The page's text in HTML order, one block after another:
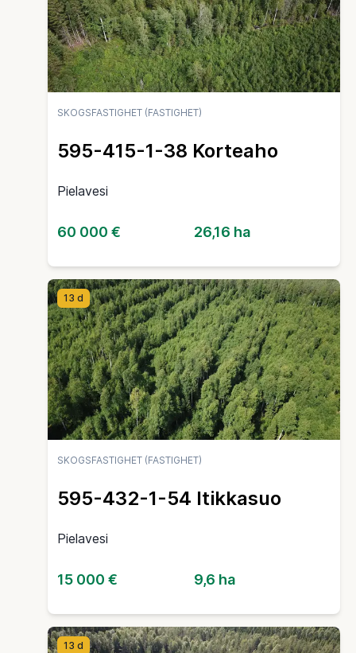
SKOGSFASTIGHET (FASTIGHET)
595-415-1-38 Korteaho
Pielavesi
60 000 € 26,16 ha
13 d
SKOGSFASTIGHET (FASTIGHET)
595-432-1-54 Itikkasuo
Pielavesi
15 000 € 9,6 ha
13 d